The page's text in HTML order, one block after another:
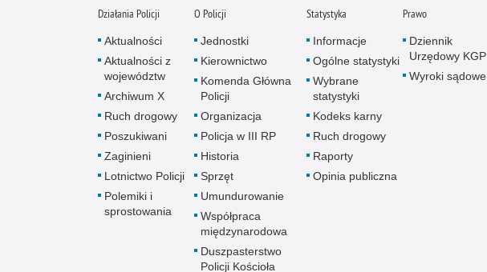
Działania Policji
Aktualności
Aktualności z
województw
Archiwum X
Ruch drogowy
Poszukiwani
Zaginieni
Lotnictwo Policji
Polemiki i
sprostowania
O Policji
Jednostki
Kierownictwo
Komenda Główna
Policji
Organizacja
Policja w III RP
Historia
Sprzęt
Umundurowanie
Współpraca
międzynarodowa
Duszpasterstwo
Policji Kościoła
Statystyka
Informacje
Ogólne statystyki
Wybrane
statystyki
Kodeks karny
Ruch drogowy
Raporty
Opinia publiczna
Prawo
Dziennik
Urzędowy KGP
Wyroki sądowe